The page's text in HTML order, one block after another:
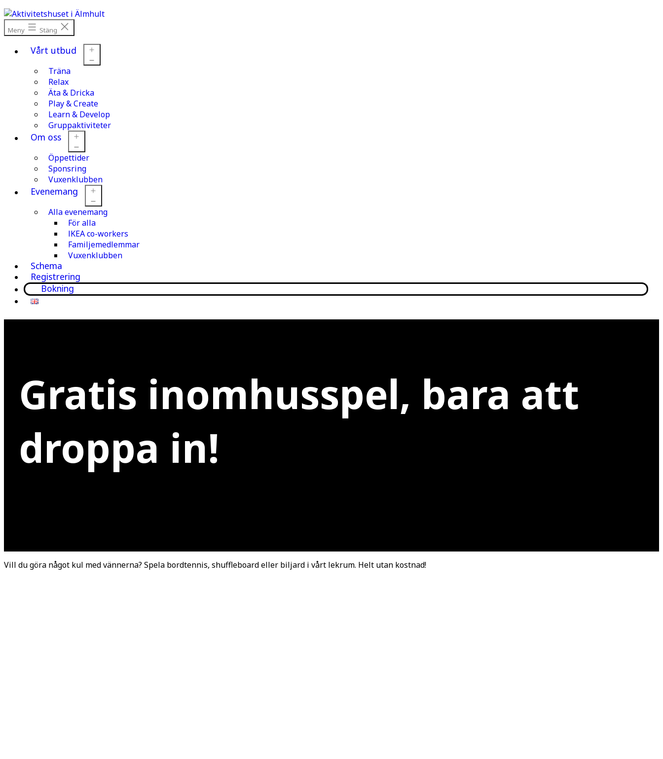
Hoppa
till
innehåll
Meny Stäng
Vårt utbud
Träna
Relax
Äta & Dricka
Play & Create
Learn & Develop
Gruppaktiviteter
Om oss
Öppna
meny
Öppettider
Sponsring
Vuxenklubben
Evenemang
Öppna
meny
Alla evenemang
För alla
IKEA co-workers
Familjemedlemmar
Vuxenklubben
Schema
Registrering
Bokning
Gratis inomhusspel, bara att
droppa in!
Vill du göra något kul med vännerna? Spela bordtennis, shuffleboard eller biljard i vårt lekrum. Helt utan kostnad!